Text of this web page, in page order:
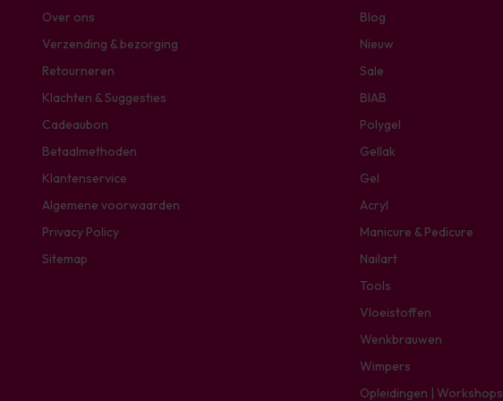
Over ons
Verzending & bezorging
Retourneren
Klachten & Suggesties
Cadeaubon
Betaalmethoden
Klantenservice
Algemene voorwaarden
Privacy Policy
Sitemap
Blog
Nieuw
Sale
BIAB
Polygel
Gellak
Gel
Acryl
Manicure & Pedicure
Nailart
Tools
Vloeistoffen
Wenkbrauwen
Wimpers
Opleidingen | Workshops